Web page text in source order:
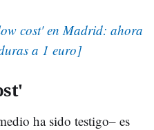
cost' en Madrid: ahora
a 1 euro]
ha sido testigo– es